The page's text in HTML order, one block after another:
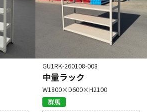
GU1RK-260108-008
中量ラック
W1800×D600×H2100
群馬